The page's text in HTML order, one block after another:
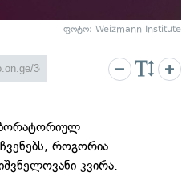
ფოტო: Weizmann Institute
როგორია
კვირა.